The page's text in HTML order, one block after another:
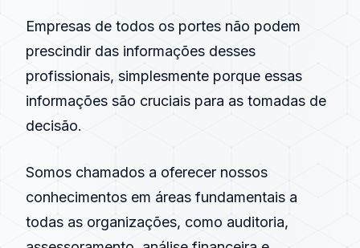
Empresas de todos os portes não podem
prescindir das informações desses
profissionais, simplesmente porque essas
informações são cruciais para as tomadas de
decisão.
Somos chamados a oferecer nossos
conhecimentos em áreas fundamentais a
todas as organizações, como auditoria,